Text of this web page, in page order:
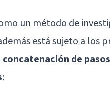
un método de
está sujeto a los
concatenación de
: